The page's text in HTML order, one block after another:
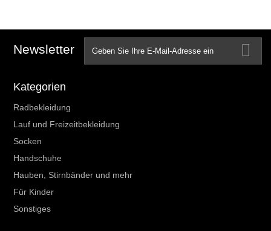
Newsletter
Kategorien
Radbekleidung
Lauf und Freizeitbekleidung
Socken
Handschuhe
Hauben, Stirnbänder und mehr
Für Kinder
Sonstiges